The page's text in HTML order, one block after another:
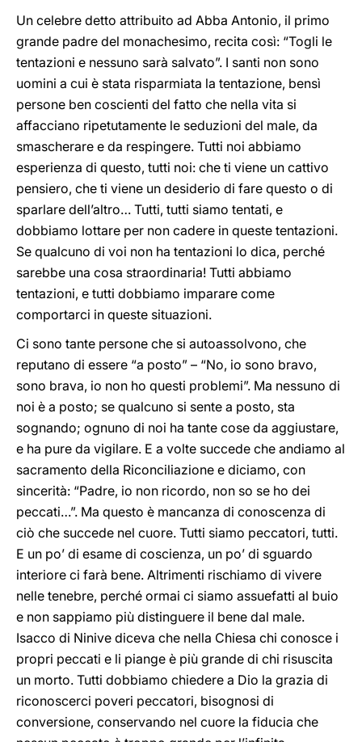
Un celebre detto attribuito ad Abba Antonio, il primo
grande padre del monachesimo, recita così: “Togli le
tentazioni e nessuno sarà salvato”. I santi non sono
uomini a cui è stata risparmiata la tentazione, bensì
persone ben coscienti del fatto che nella vita si
affacciano ripetutamente le seduzioni del male, da
smascherare e da respingere. Tutti noi abbiamo
esperienza di questo, tutti noi: che ti viene un cattivo
pensiero, che ti viene un desiderio di fare questo o di
sparlare dell’altro… Tutti, tutti siamo tentati, e
dobbiamo lottare per non cadere in queste tentazioni.
Se qualcuno di voi non ha tentazioni lo dica, perché
sarebbe una cosa straordinaria! Tutti abbiamo
tentazioni, e tutti dobbiamo imparare come
comportarci in queste situazioni.
Ci sono tante persone che si autoassolvono, che
reputano di essere “a posto” – “No, io sono bravo,
sono brava, io non ho questi problemi”. Ma nessuno di
noi è a posto; se qualcuno si sente a posto, sta
sognando; ognuno di noi ha tante cose da aggiustare,
e ha pure da vigilare. E a volte succede che andiamo al
sacramento della Riconciliazione e diciamo, con
sincerità: “Padre, io non ricordo, non so se ho dei
peccati…”. Ma questo è mancanza di conoscenza di
ciò che succede nel cuore. Tutti siamo peccatori, tutti.
E un po’ di esame di coscienza, un po’ di sguardo
interiore ci farà bene. Altrimenti rischiamo di vivere
nelle tenebre, perché ormai ci siamo assuefatti al buio
e non sappiamo più distinguere il bene dal male.
Isacco di Ninive diceva che nella Chiesa chi conosce i
propri peccati e li piange è più grande di chi risuscita
un morto. Tutti dobbiamo chiedere a Dio la grazia di
riconoscerci poveri peccatori, bisognosi di
conversione, conservando nel cuore la fiducia che